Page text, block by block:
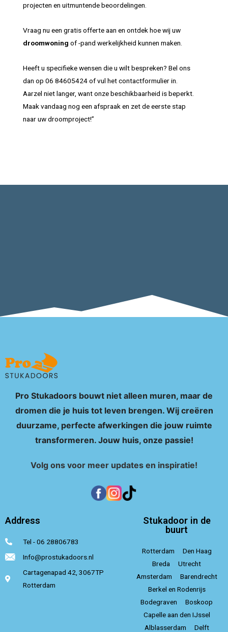
projecten en uitmuntende beoordelingen.
Vraag nu een gratis offerte aan en ontdek hoe wij uw
droomwoning of -pand werkelijkheid kunnen maken.
Heeft u specifieke wensen die u wilt bespreken? Bel ons
dan op 06 84605424 of vul het contactformulier in.
Aarzel niet langer, want onze beschikbaarheid is beperkt.
Maak vandaag nog een afspraak en zet de eerste stap
naar uw droomproject!”
Pro Stukadoors bouwt niet alleen muren, maar de
dromen die je huis tot leven brengen. Wij creëren
duurzame, perfecte afwerkingen die jouw ruimte
transformeren. Jouw huis, onze passie!
Volg ons voor meer updates en inspiratie!
Address
Tel - 06 28806783
Info@prostukadoors.nl
Cartagenapad 42, 3067TP
Rotterdam
Stukadoor in de
buurt
Rotterdam
Den Haag
Breda
Utrecht
Amsterdam
Barendrecht
Berkel en Rodenrijs
Bodegraven
Boskoop
Capelle aan den IJssel
Alblasserdam
Delft